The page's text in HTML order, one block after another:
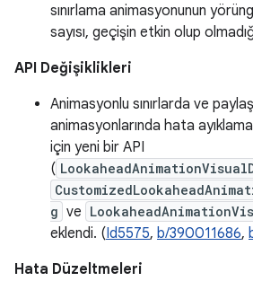
sınırlama animasyonunun
sayısı, geçişin etkin olup
API Değişiklikleri
Animasyonlu sınırlarda ve
animasyonlarında hata
için yeni bir API
(
g ve
eklendi. (Id5575, b/390011686,
Hata Düzeltmeleri